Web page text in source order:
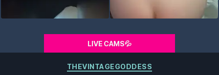
LIVE CAMS💦
Kategorien
THEVINTAGEGODDESS